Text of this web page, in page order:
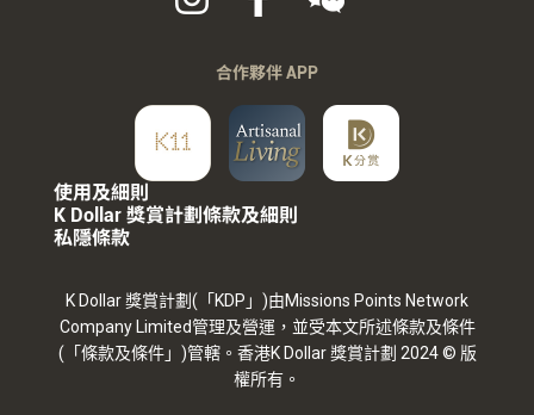
合作夥伴 APP
使用及細則
K Dollar 獎賞計劃條款及細則
私隱條款
K Dollar 獎賞計劃(「KDP」)由Missions Points Network
Company Limited管理及營運，並受本文所述條款及條件
(「條款及條件」)管轄。香港K Dollar 獎賞計劃 2024 © 版
權所有。